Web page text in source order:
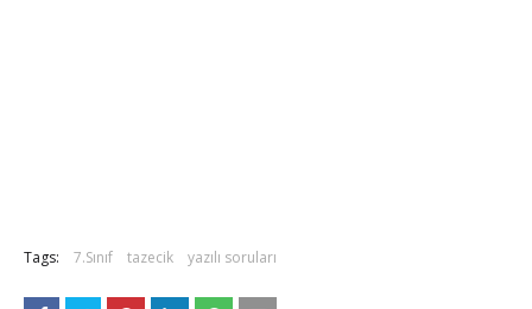
Tags: 7.Sınıf tazecik yazılı soruları